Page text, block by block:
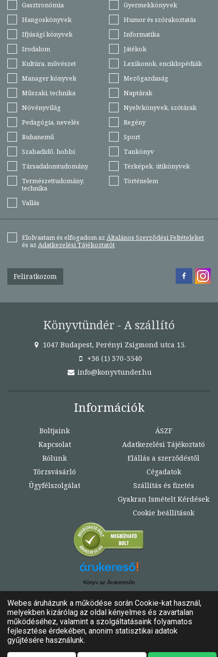
Gasztronómia
Gyermekkönyvek
Hangoskönyvek
Humor és szórakoztatás
Ifjúsági könyvek
Informatika
Irodalom
Játékok
Kultúra, művészet
Lexikonok, enciklopédiák
Manager könyvek
Mezőgazdaság
Műszaki, technika
Naptárak
Növényvilág
Nyelvkönyvek, szótárak
Pedagógia, nevelés
Regény
Ruhanemű
Sport
Szabadidő, hobbi
Tankönyv
Társadalomtudomány
Térképek, útikönyvek
Természettudomány,
technika
Történelem
Vallás
Elolvastam és elfogadom az Általános Szerződési Feltételeket
és az Adatkezelési Tájékoztatót
Feliratkozom
Könyvtündér - A szállító
1047 Budapest, Perényi Zsigmond utca 15.
+36 (1) 370-5540
info@konyvtunder.hu
Információk
Boltjaink
Kapcsolat
Rólunk
Törzsvásárló
Ügyfélszolgálat
ÁSZF
Adatkezelési Tájékoztató
Elállás a szerződéstől
Cégadatok
Szállítás és fizetés
Gyakran Ismételt Kérdések
Cookie beállítások
Könyv az Árukeresőn